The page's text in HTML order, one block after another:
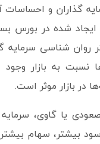
گذاران و احساسات
ایجاد شده در بورس
روان شناسی سرمایه
به بازار وجود
بازار موثر است.
یا گاوی،
بیشتر، سهام